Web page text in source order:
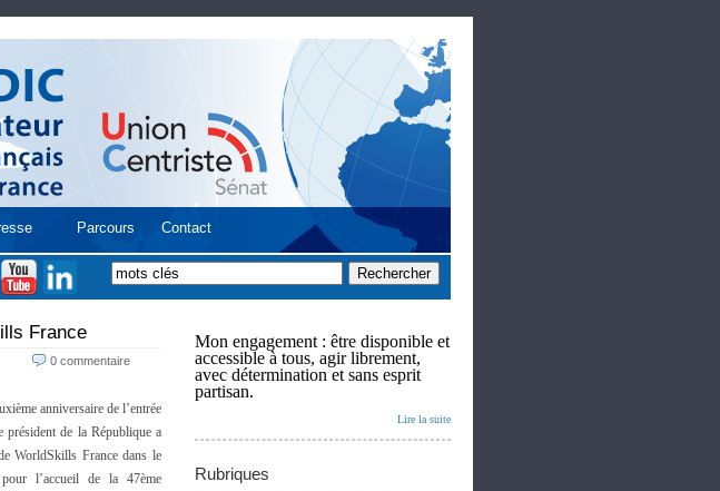
Parcours Contact
France
0 commentaire
anniversaire de l’entrée
président de la République a
WorldSkills France dans le
l’accueil de la 47ème
Mon engagement : être disponible et
accessible à tous, agir librement,
avec détermination et sans esprit
partisan.
Lire la suite
Rubriques